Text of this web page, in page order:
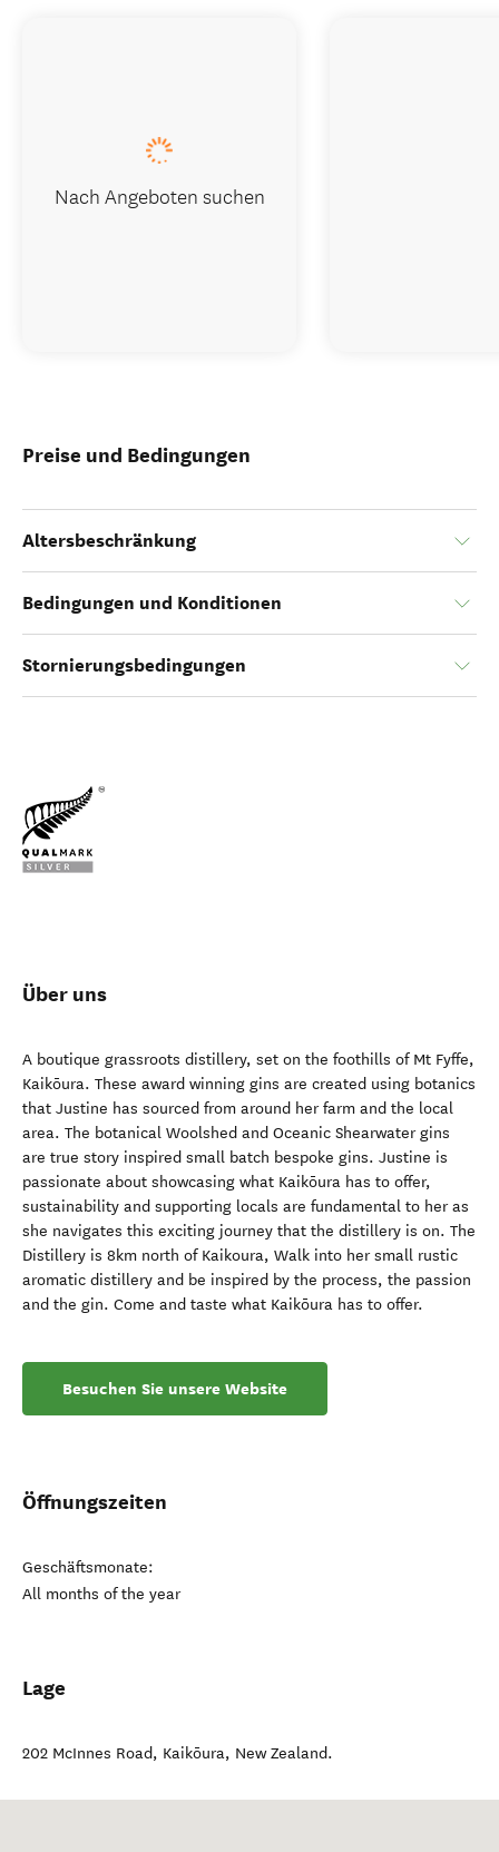
Preise und Bedingungen
Altersbeschränkung
Bedingungen und Konditionen
Stornierungsbedingungen
Über uns
A boutique grassroots distillery, set on the foothills of Mt Fyffe,
Kaikōura. These award winning gins are created using botanics
that Justine has sourced from around her farm and the local
area. The botanical Woolshed and Oceanic Shearwater gins
are true story inspired small batch bespoke gins. Justine is
passionate about showcasing what Kaikōura has to offer,
sustainability and supporting locals are fundamental to her as
she navigates this exciting journey that the distillery is on. The
Distillery is 8km north of Kaikoura, Walk into her small rustic
aromatic distillery and be inspired by the process, the passion
and the gin. Come and taste what Kaikōura has to offer.
Besuchen Sie unsere Website
Öffnungszeiten
Geschäftsmonate:
All months of the year
Lage
202 McInnes Road, Kaikōura, New Zealand.
Nach Angeboten suchen